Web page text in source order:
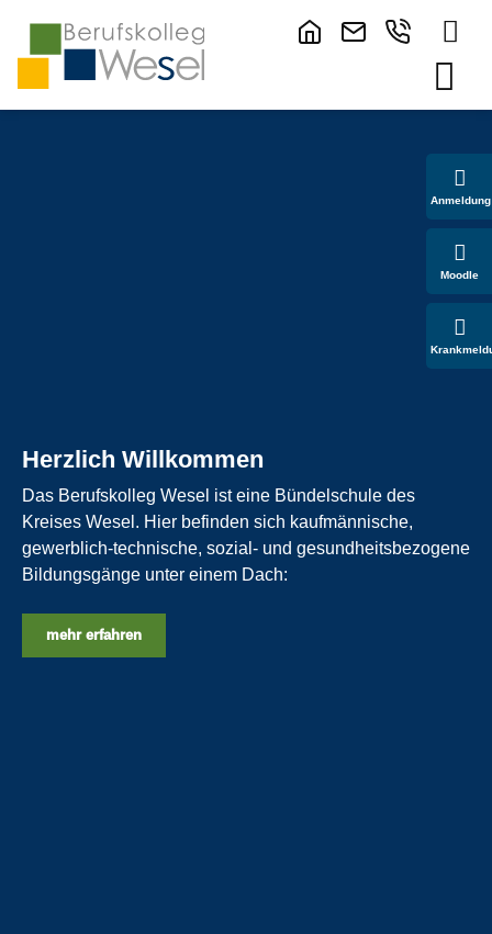
Herzlich Willkommen
Das Berufskolleg Wesel ist eine Bündelschule des
Kreises Wesel. Hier befinden sich kaufmännische,
gewerblich-technische, sozial- und gesundheitsbezogene
Bildungsgänge unter einem Dach:
mehr erfahren
Anmeldung
Moodle